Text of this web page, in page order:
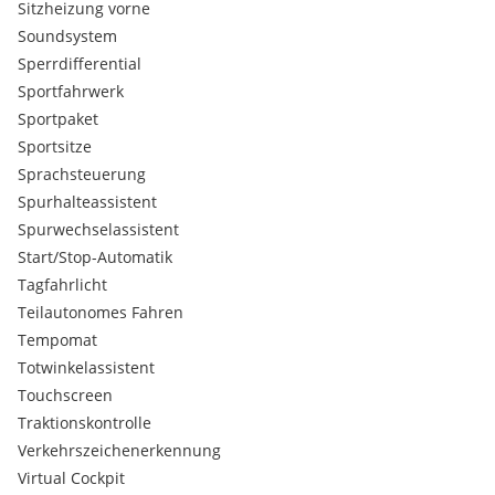
Fahrassistenz-System: Parklenkassistent
Head-up-Display
Infotainment-Paket
Innenausstattung: Dekoreinlagen Carbon
Isofix-Aufnahmen für Kindersitz an Beifahrersitz
Kamerasystem Umgebungsansicht (Top View)
Kombiinstrument digital (virtual cockpit plus)
Komfort-Klimaautomatik 3-Zonen
Komfort-Paket RS
Kontur / Ambientebeleuchtungs-Paket (plus)
Motorraumabdeckung Carbon-Sigma
Multi-Media-Interface MMI Navigation Plus mit MMI Touch
Reifendruck-Kontrollsystem
Reserverad als Notrad
Schließ-/Startsystem Advanced Key (Komfortschlüssel)
Seitenairbag hinten
Sender für Garagentoröffner (integriert)
Sitzbezug / Polsterung: Leder Feinnappa, Wabensteppung
mit Logo-Prägung in Vordersitzlehnen
Sound-System Bang & Olufsen
Sitzheizung vorne
Soundsystem
Sperrdifferential
Sportfahrwerk
Sportpaket
Sportsitze
Sprachsteuerung
Spurhalteassistent
Spurwechselassistent
Start/Stop-Automatik
Tagfahrlicht
Teilautonomes Fahren
Tempomat
Totwinkelassistent
Touchscreen
Traktionskontrolle
Verkehrszeichenerkennung
Virtual Cockpit